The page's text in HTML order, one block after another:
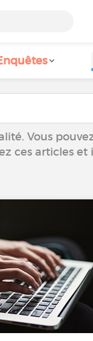
Vous
ces articles